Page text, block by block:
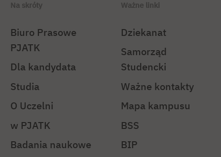
Na skróty
Biuro Prasowe
PJATK
Dla kandydata
Studia
O Uczelni
w PJATK
Badania naukowe
Ważne linki
Dziekanat
Samorząd
Studencki
Ważne kontakty
Mapa kampusu
BSS
BIP